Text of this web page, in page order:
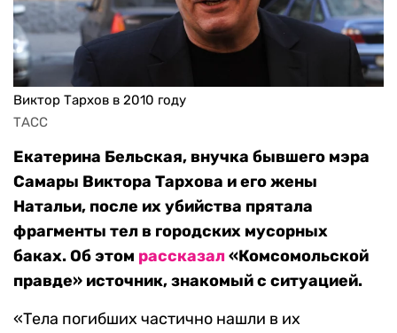
Виктор Тархов в 2010 году
ТАСС
Екатерина Бельская, внучка бывшего мэра
Самары Виктора Тархова и его жены
Натальи, после их убийства прятала
фрагменты тел в городских мусорных
баках. Об этом рассказал«Комсомольской
правде» источник, знакомый с ситуацией.
«Тела погибших частично нашли в их